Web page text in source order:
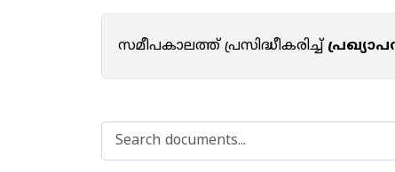
സമീപകാലത്ത് പ്രസിദ്ധീകരിച്ച്